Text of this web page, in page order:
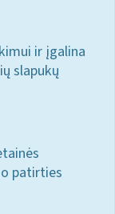
ir įgalina
slapukų
patirties